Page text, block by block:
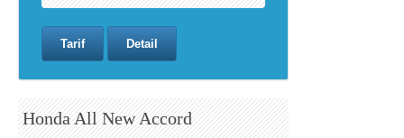
Tarif Detail
Honda All New Accord